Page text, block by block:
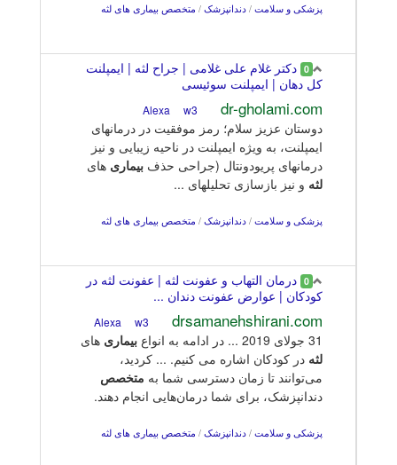
پزشکی و سلامت / دندانپزشک / متخصص بیماری های لثه
0 دکتر غلام علی غلامی | جراح لثه | ایمپلنت
کل دهان | ایمپلنت سوئیسی
dr-gholami.com
w3
دوستان عزیز سلام؛ رمز موفقیت در درمانهای
ایمپلنت، به ویژه ایمپلنت در ناحیه زیبایی و نیز
درمانهای پریودونتال (جراحی حذف بیماری های
لثه و نیز بازسازی تحلیلهای ...
پزشکی و سلامت / دندانپزشک / متخصص بیماری های لثه
0 درمان التهاب و عفونت لثه | عفونت لثه در
کودکان | عوارض عفونت دندان ...
drsamanehshirani.com
w3
31 جولای 2019 ... در ادامه به انواع بیماری های
لثه در کودکان اشاره می کنیم. ... کردید،
می‌توانند تا زمان دسترسی شما به متخصص
دندانپزشک، برای شما درمان‌هایی انجام دهند.
پزشکی و سلامت / دندانپزشک / متخصص بیماری های لثه